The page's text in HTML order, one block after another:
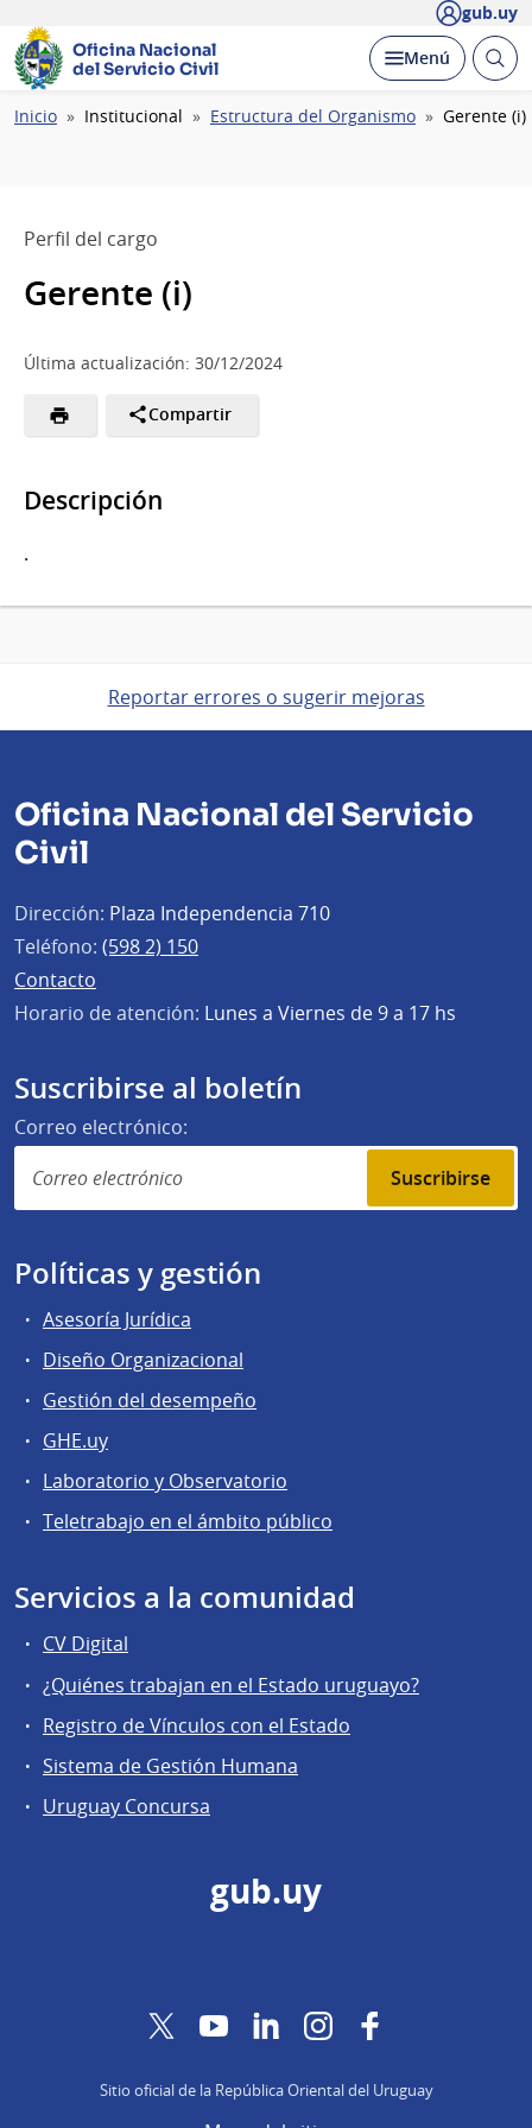
gub.uy
Oficina Nacional
del Servicio Civil
Desplegar
Menú Abrir
Ruta
Inicio Institucional Estructura del Organismo Gerente (i)
Perfil del cargo
Gerente (i)
Última actualización: 30/12/2024
Compartir
Descripción
.
Reportar errores o sugerir mejoras
Oficina Nacional del Servicio
Civil
Dirección: Plaza Independencia 710
Teléfono: (598 2) 150
Contacto
Horario de atención: Lunes a Viernes de 9 a 17 hs
Suscribirse al boletín
Correo electrónico:
Suscribirse
Políticas y gestión
Asesoría Jurídica
Diseño Organizacional
Gestión del desempeño
GHE.uy
Laboratorio y Observatorio
Teletrabajo en el ámbito público
Servicios a la comunidad
CV Digital
¿Quiénes trabajan en el Estado uruguayo?
Registro de Vínculos con el Estado
Sistema de Gestión Humana
Uruguay Concursa
gub.uy
TwitterYouTubeLinkedInInstagram
Sitio oficial de la República Oriental del Uruguay